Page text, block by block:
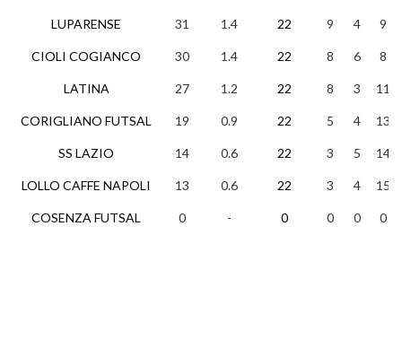
LUPARENSE
CIOLI COGIANCO
LATINA
CORIGLIANO FUTSAL
SS LAZIO
LOLLO CAFFE NAPOLI
COSENZA FUTSAL
31 1.4 22 9 4 9
30 1.4 22 8 6 8
27 1.2 22 8 3 11
19 0.9 22 5 4 13
14 0.6 22 3 5 14
13 0.6 22 3 4 15
0 - 0 0 0 0